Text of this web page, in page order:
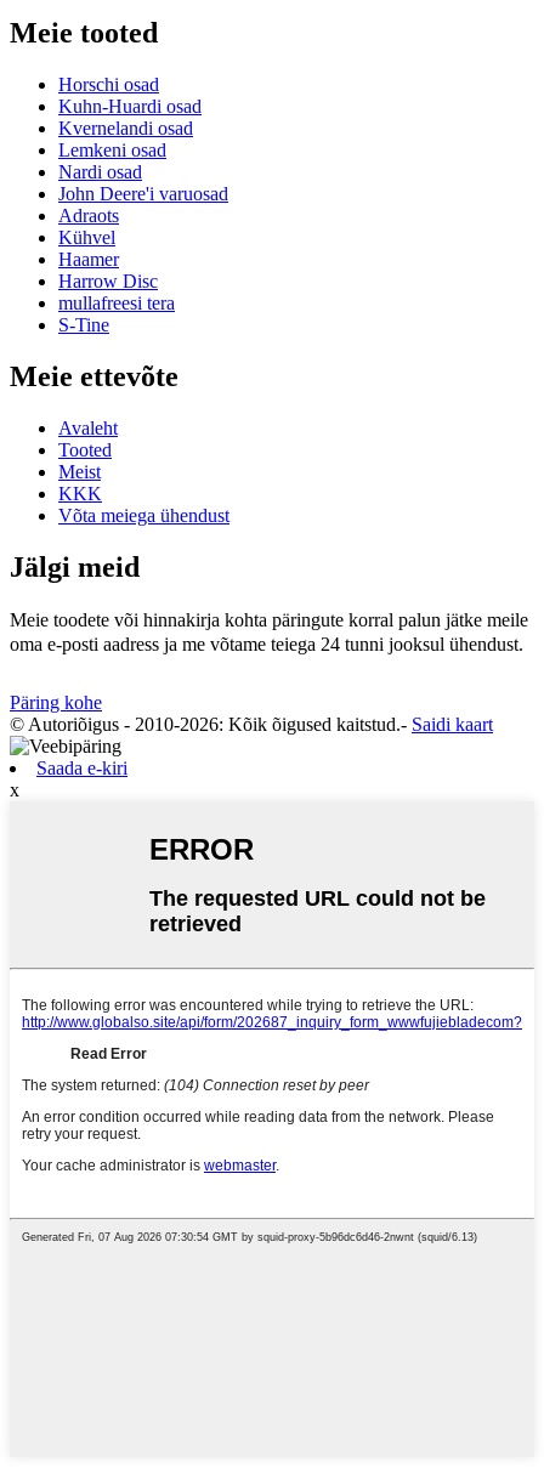
Meie tooted
Horschi osad
Kuhn-Huardi osad
Kvernelandi osad
Lemkeni osad
Nardi osad
John Deere'i varuosad
Adraots
Kühvel
Haamer
Harrow Disc
mullafreesi tera
S-Tine
Meie ettevõte
Avaleht
Tooted
Meist
KKK
Võta meiega ühendust
Jälgi meid
Meie toodete või hinnakirja kohta päringute korral palun jätke meile
oma e-posti aadress ja me võtame teiega 24 tunni jooksul ühendust.
Päring kohe
© Autoriõigus - 2010-2026: Kõik õigused kaitstud.- Saidi kaart
Saada e-kiri
x